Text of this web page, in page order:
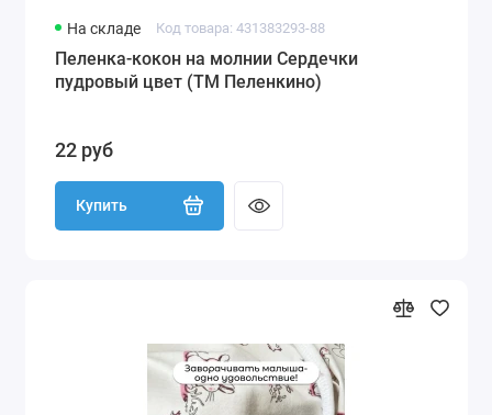
На складе Код товара: 431383293-88
Пеленка-кокон на молнии Сердечки
пудровый цвет (ТМ Пеленкино)
22 руб
Купить